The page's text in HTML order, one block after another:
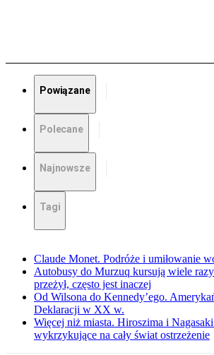
Powiązane
Polecane
Najnowsze
Tagi
Claude Monet. Podróże i umiłowanie
Autobusy do Murzuq kursują wiele
przeżył, często jest inaczej
Od Wilsona do Kennedy’ego.
Deklaracji w XX w.
Więcej niż miasta. Hiroszima i
wykrzykujące na cały świat ostrzeżenie